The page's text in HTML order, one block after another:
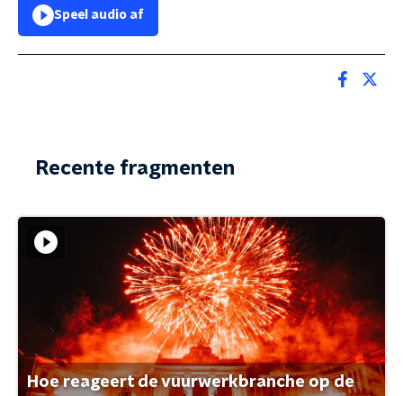
Speel audio af
Recente fragmenten
Hoe reageert de vuurwerkbranche op de